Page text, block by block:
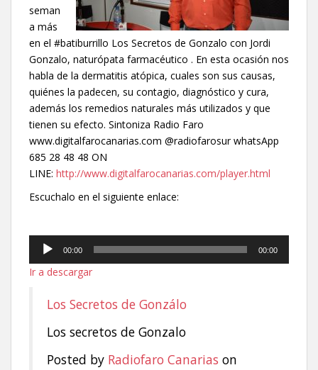
seman
a más
en el #batiburrillo Los Secretos de Gonzalo con Jordi
Gonzalo, naturópata farmacéutico . En esta ocasión nos
habla de la dermatitis atópica, cuales son sus causas,
quiénes la padecen, su contagio, diagnóstico y cura,
además los remedios naturales más utilizados y que
tienen su efecto. Sintoniza Radio Faro
www.digitalfarocanarias.com @radiofarosur whatsApp
685 28 48 48 ON
LINE: http://www.digitalfarocanarias.com/player.html
Escuchalo en el siguiente enlace:
Reproductor
audio
00:00 00:00
Ir a descargar
Los Secretos de Gonzálo
Los secretos de Gonzalo
Posted by Radiofaro Canarias on